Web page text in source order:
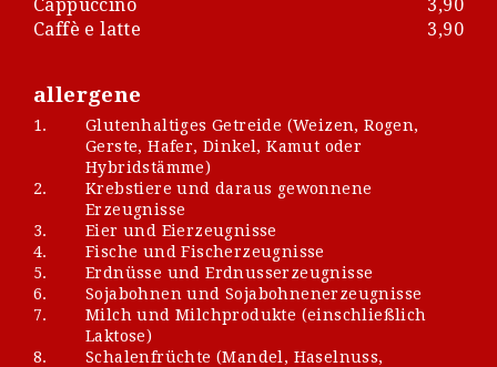
Cappuccino
3,90
Caffè e latte
3,90
allergene
1.
Glutenhaltiges Getreide (Weizen, Rogen,
Gerste, Hafer, Dinkel, Kamut oder
Hybridstämme)
2.
Krebstiere und daraus gewonnene
Erzeugnisse
3.
Eier und Eierzeugnisse
4.
Fische und Fischerzeugnisse
5.
Erdnüsse und Erdnusserzeugnisse
6.
Sojabohnen und Sojabohnenerzeugnisse
7.
Milch und Milchprodukte (einschließlich
Laktose)
8.
Schalenfrüchte (Mandel, Haselnuss,